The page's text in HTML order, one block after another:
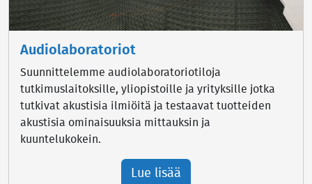
Audiolaboratoriot
Suunnittelemme audiolaboratoriotiloja
tutkimuslaitoksille, yliopistoille ja yrityksille jotka
tutkivat akustisia ilmiöitä ja testaavat tuotteiden
akustisia ominaisuuksia mittauksin ja
kuuntelukokein.
Lue lisää